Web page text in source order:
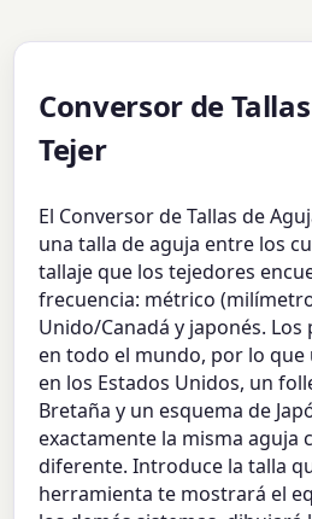
Conversor de
Tejer
El Conversor de Tallas de
una talla de aguja entre los
tallaje que los tejedores
frecuencia: métrico
Unido/Canadá y japonés.
en todo el mundo, por lo que
en los Estados Unidos, un
Bretaña y un esquema de
exactamente la misma aguja
diferente. Introduce la talla
herramienta te mostrará el